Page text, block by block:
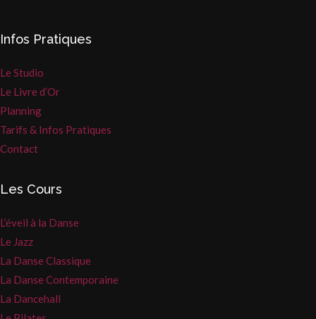
Infos Pratiques
Le Studio
Le Livre d’Or
Planning
Tarifs & Infos Pratiques
Contact
Les Cours
L’éveil à la Danse
Le Jazz
La Danse Classique
La Danse Contemporaine
La Dancehall